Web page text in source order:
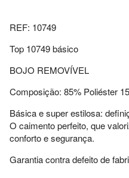
REF: 10749
Top 10749 básico
BOJO REMOVÍVEL
Composição: 85% Poliéster
Básica e super estilosa:
O caimento perfeito, que
conforto e segurança.
Garantia contra defeito de